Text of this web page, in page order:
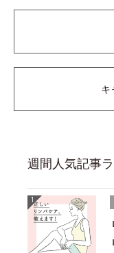
キ
週間人気記事